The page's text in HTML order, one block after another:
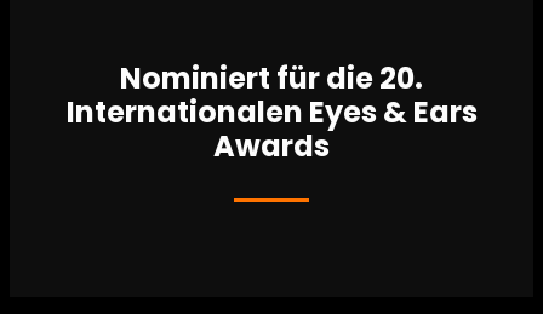
Nominiert für die 20.
Internationalen Eyes & Ears
Awards